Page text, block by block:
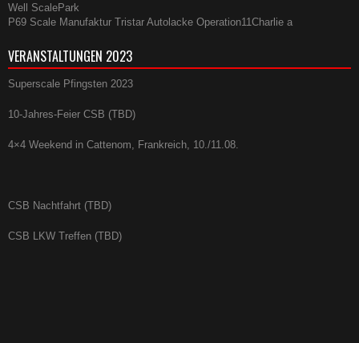
Well ScalePark
P69 Scale Manufaktur Tristar Autolacke Operation11Charlie a
VERANSTALTUNGEN 2023
Superscale Pfingsten 2023
10-Jahres-Feier CSB (TBD)
4×4 Weekend in Cattenom, Frankreich, 10./11.08.
CSB Nachtfahrt (TBD)
CSB LKW Treffen (TBD)